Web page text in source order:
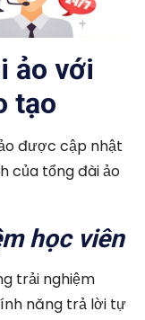
ảo với
tạo
được cập nhật
của tổng đài ảo
học viên
trải nghiệm
năng trả lời tự